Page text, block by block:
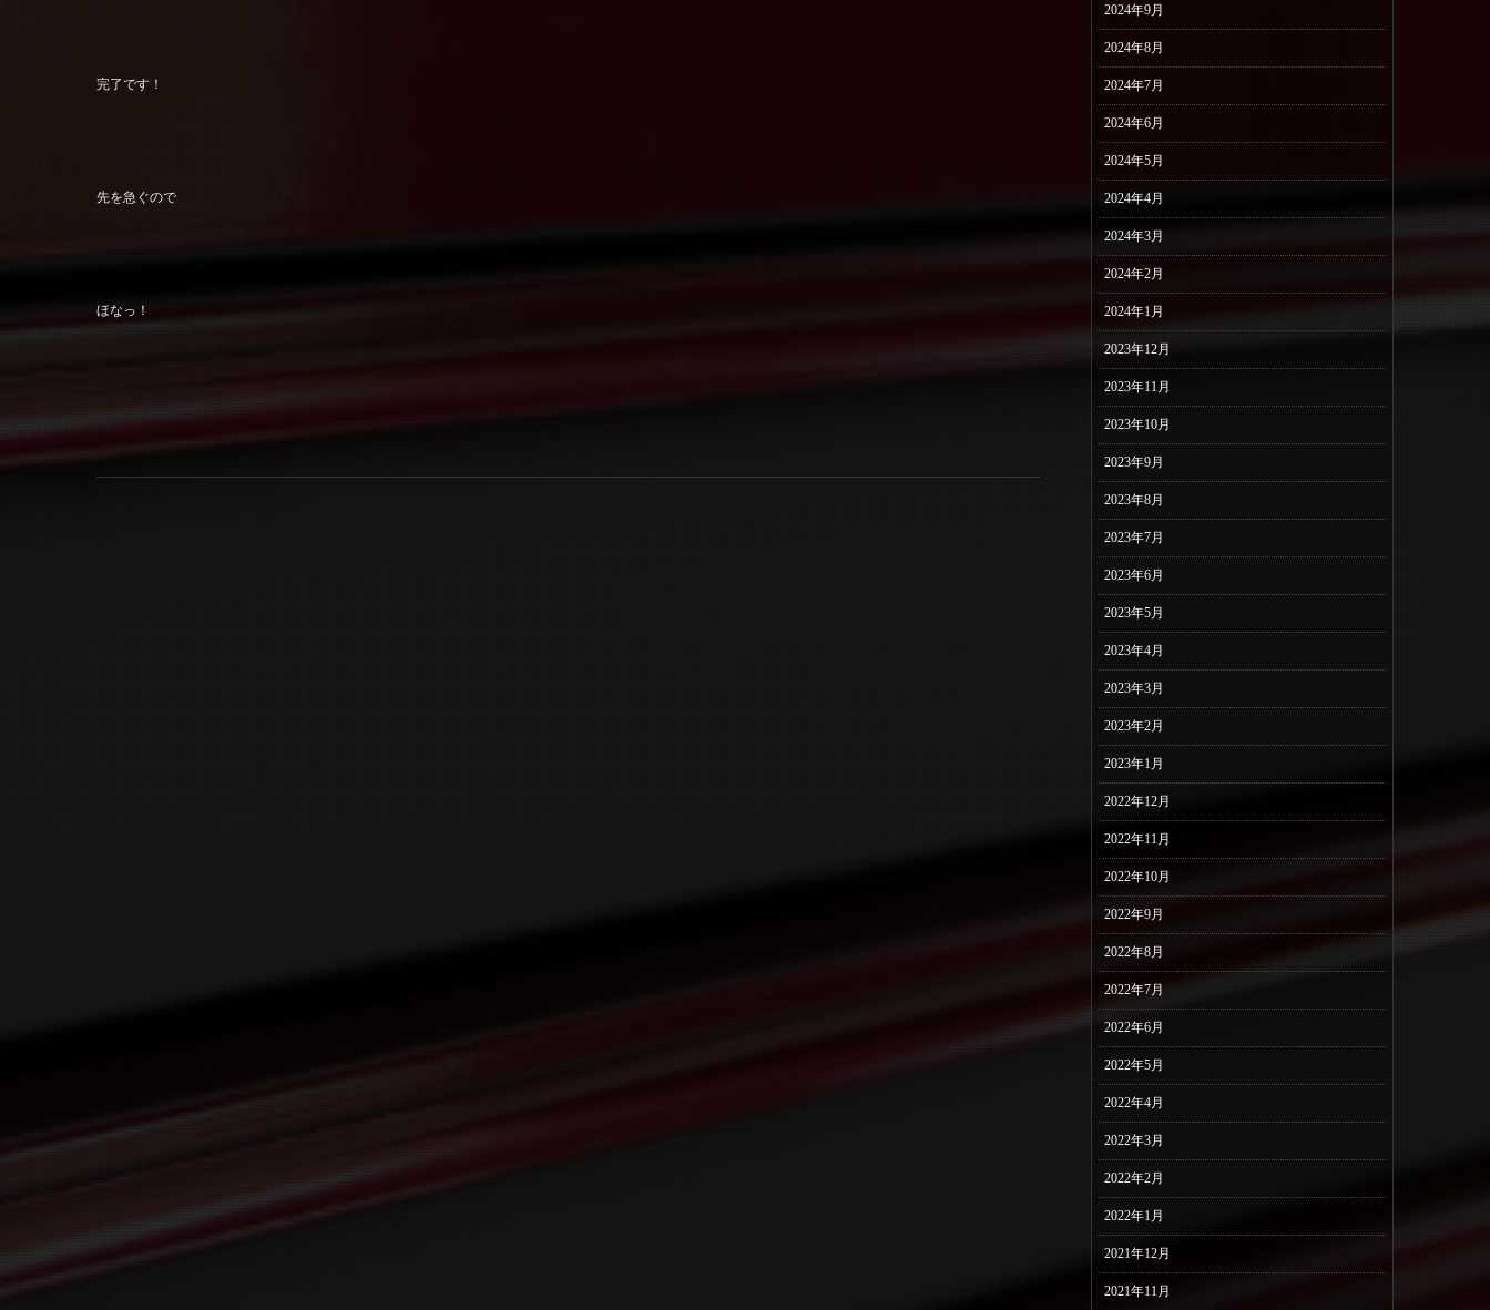
完了です！
先を急ぐので
ほなっ！
2024年9月
2024年8月
2024年7月
2024年6月
2024年5月
2024年4月
2024年3月
2024年2月
2024年1月
2023年12月
2023年11月
2023年10月
2023年9月
2023年8月
2023年7月
2023年6月
2023年5月
2023年4月
2023年3月
2023年2月
2023年1月
2022年12月
2022年11月
2022年10月
2022年9月
2022年8月
2022年7月
2022年6月
2022年5月
2022年4月
2022年3月
2022年2月
2022年1月
2021年12月
2021年11月